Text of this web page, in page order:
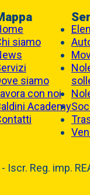
siamo
siamo
con noi
Academy
Iscr. Reg. imp.